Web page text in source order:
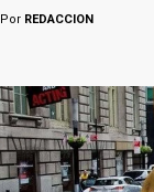
Por REDACCION